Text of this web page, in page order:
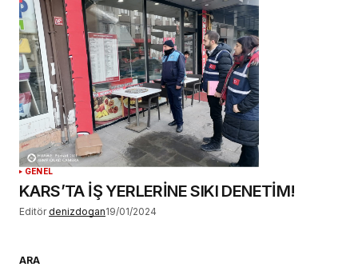
GENEL
KARS’TA İŞ YERLERİNE SIKI DENETİM!
Editör denizdogan19/01/2024
ARA